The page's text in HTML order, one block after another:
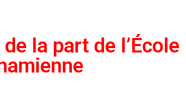
la part de